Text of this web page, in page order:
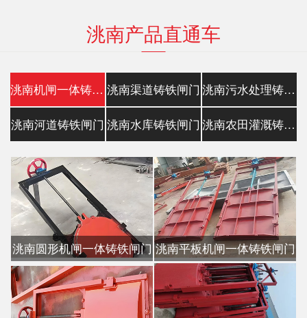
洮南产品直通车
洮南机闸一体铸铁闸门 洮南渠道铸铁闸门 洮南污水处理铸铁镶铜闸门
洮南河道铸铁闸门 洮南水库铸铁闸门 洮南农田灌溉铸铁闸门
洮南圆形机闸一体铸铁闸门 洮南平板机闸一体铸铁闸门